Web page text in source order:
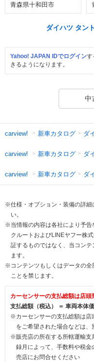
青森県十和田市
ダイハツ タン
Yahoo! JAPAN IDでログインす
きるようになります。
中
carview! 新車カタログ ダ
carview! 新車カタログ ダ
carview! 新車カタログ ダ
※仕様・オプション・装備の詳細
い。
※当情報の内容は各社により予告
クルートおよびLINEヤフー株
証するものではなく、当コン
ます。
※コンテンツもしくはデータの全
ことを禁じます。
カーセンサーの支払総額は店頭
支払総額（税込） ＝ 車両本体
※カーセンサーの支払総額は店
をご希望された場合などは
※販売店の所在する所轄運輸支
録月によって、手数料や税
売店にお問合せください